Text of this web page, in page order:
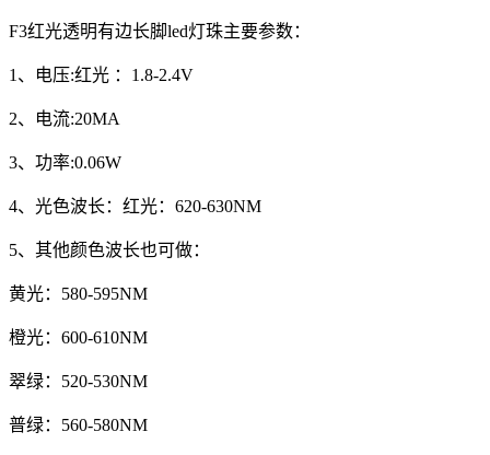
F3红光透明有边长脚led灯珠主要参数：
1、电压:红光 ：1.8-2.4V
2、电流:20MA
3、功率:0.06W
4、光色波长：红光：620-630NM
5、其他颜色波长也可做：
黄光：580-595NM
橙光：600-610NM
翠绿：520-530NM
普绿：560-580NM